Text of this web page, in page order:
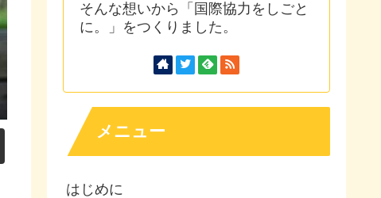
そんな想いから「国際協力をしごと
に。」をつくりました。
メニュー
はじめに